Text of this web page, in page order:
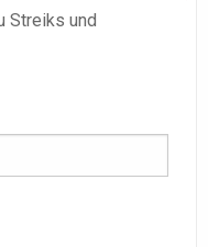
Streiks und